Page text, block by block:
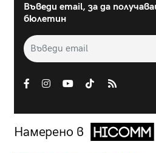
Въведи email, за да
бюлетин
Намерено в